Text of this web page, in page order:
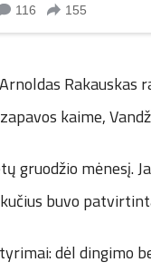
Rakauskas
kaime,
gruodžio mėnesį.
buvo
dėl dingimo